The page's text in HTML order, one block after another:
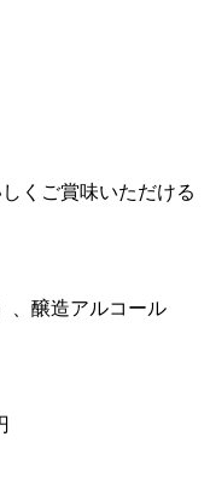
くご賞味いただける
、醸造アルコール